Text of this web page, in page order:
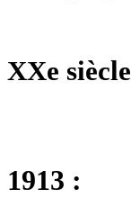
XXe siècle
1913 :